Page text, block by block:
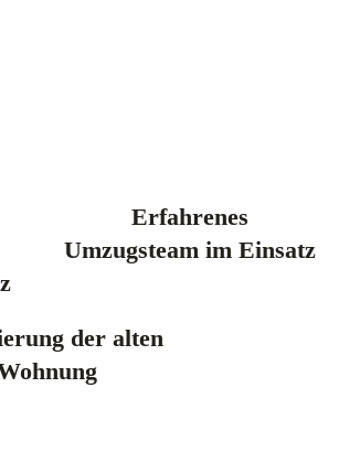
Erfahrenes
Umzugsteam im Einsatz
der alten